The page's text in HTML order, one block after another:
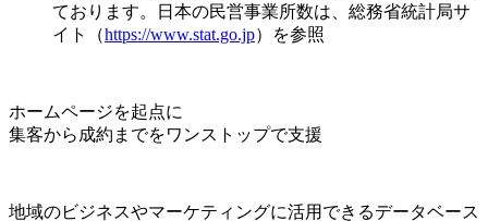
ております。日本の民営事業所数は、総務省統計局サ
イト（https://www.stat.go.jp）を参照
ホームページを起点に
集客から成約までをワンストップで支援
地域のビジネスやマーケティングに活用できるデータベース